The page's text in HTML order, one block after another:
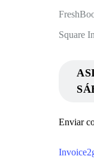
Enviar